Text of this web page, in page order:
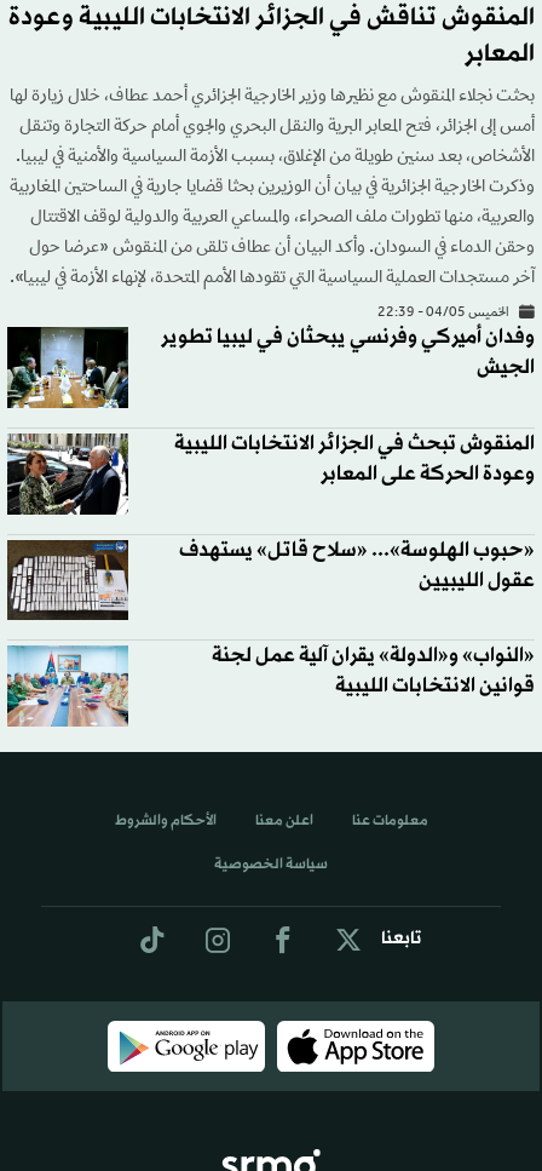
المنقوش تناقش في الجزائر الانتخابات الليبية وعودة
المعابر
بحثت نجلاء المنقوش مع نظيرها وزير الخارجية الجزائري أحمد عطاف، خلال زيارة لها
أمس إلى الجزائر، فتح المعابر البرية والنقل البحري والجوي أمام حركة التجارة وتنقل
الأشخاص، بعد سنين طويلة من الإغلاق، بسبب الأزمة السياسية والأمنية في ليبيا.
وذكرت الخارجية الجزائرية في بيان أن الوزيرين بحثا قضايا جارية في الساحتين المغاربية
والعربية، منها تطورات ملف الصحراء، والمساعي العربية والدولية لوقف الاقتتال
وحقن الدماء في السودان. وأكد البيان أن عطاف تلقى من المنقوش «عرضا حول
آخر مستجدات العملية السياسية التي تقودها الأمم المتحدة، لإنهاء الأزمة في ليبيا».
الخميس 04/05 - 22:39
وفدان أميركي وفرنسي يبحثان في ليبيا تطوير
الجيش
المنقوش تبحث في الجزائر الانتخابات الليبية
وعودة الحركة على المعابر
«حبوب الهلوسة»... «سلاح قاتل» يستهدف
عقول الليبيين
«النواب» و«الدولة» يقران آلية عمل لجنة
قوانين الانتخابات الليبية
تابعنا
معلومات عنا اعلن معنا الأحكام والشروط
سياسة الخصوصية